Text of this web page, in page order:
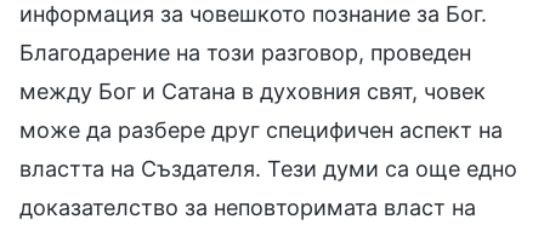
информация за човешкото познание за Бог.
Благодарение на този разговор, проведен
между Бог и Сатана в духовния свят, човек
може да разбере друг специфичен аспект на
властта на Създателя. Тези думи са още едно
доказателство за неповторимата власт на